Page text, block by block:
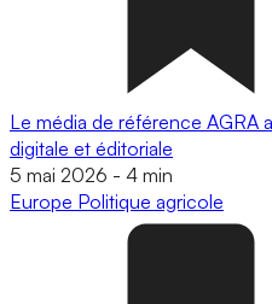
Le média de référence AGRA
digitale et éditoriale
5 mai 2026 - 4 min
Europe Politique agricole